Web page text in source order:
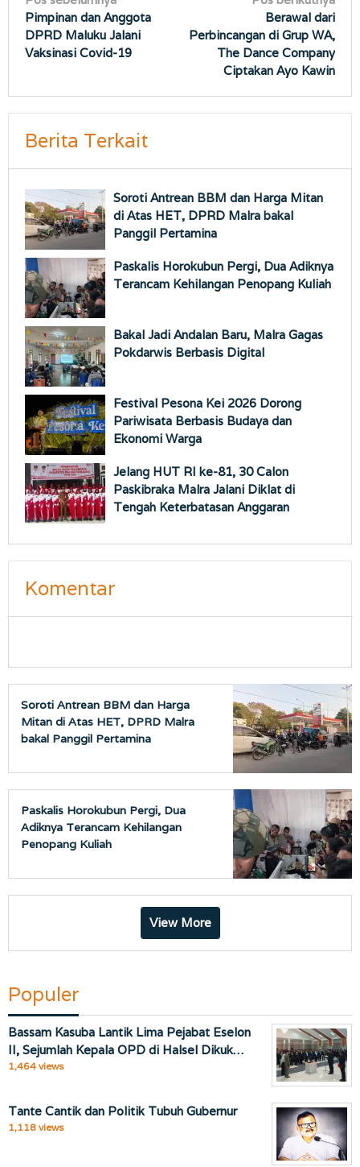
pos
Pimpinan dan Anggota
DPRD Maluku Jalani
Vaksinasi Covid-19
Berawal dari
Perbincangan di Grup WA,
The Dance Company
Ciptakan Ayo Kawin
Berita Terkait
Soroti Antrean BBM dan Harga Mitan
di Atas HET, DPRD Malra bakal
Panggil Pertamina
Paskalis Horokubun Pergi, Dua Adiknya
Terancam Kehilangan Penopang Kuliah
Bakal Jadi Andalan Baru, Malra Gagas
Pokdarwis Berbasis Digital
Festival Pesona Kei 2026 Dorong
Pariwisata Berbasis Budaya dan
Ekonomi Warga
Jelang HUT RI ke-81, 30 Calon
Paskibraka Malra Jalani Diklat di
Tengah Keterbatasan Anggaran
Komentar
Soroti Antrean BBM dan Harga
Mitan di Atas HET, DPRD Malra
bakal Panggil Pertamina
Paskalis Horokubun Pergi, Dua
Adiknya Terancam Kehilangan
Penopang Kuliah
View More
Populer
Bassam Kasuba Lantik Lima Pejabat Eselon
II, Sejumlah Kepala OPD di Halsel Dikuk…
1,464 views
Tante Cantik dan Politik Tubuh Gubernur
1,118 views